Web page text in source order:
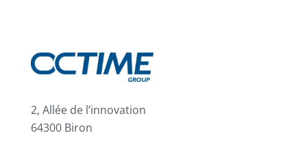
2, Allée de l’innovation
64300 Biron